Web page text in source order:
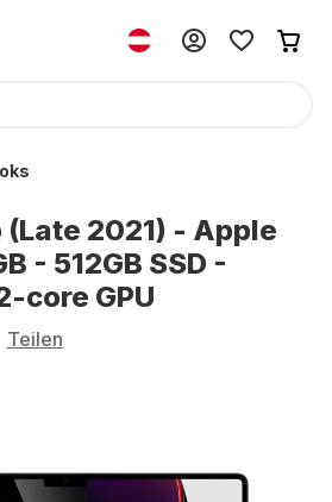
(Late 2021) - Apple
- 512GB SSD -
core GPU
Teilen